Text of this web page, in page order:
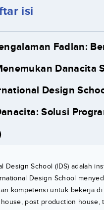
isi
Fadlan:
Danacita
Design
Solusi
Design School (IDS) adalah
Design School
kompetensi untuk bekerja
post production house,